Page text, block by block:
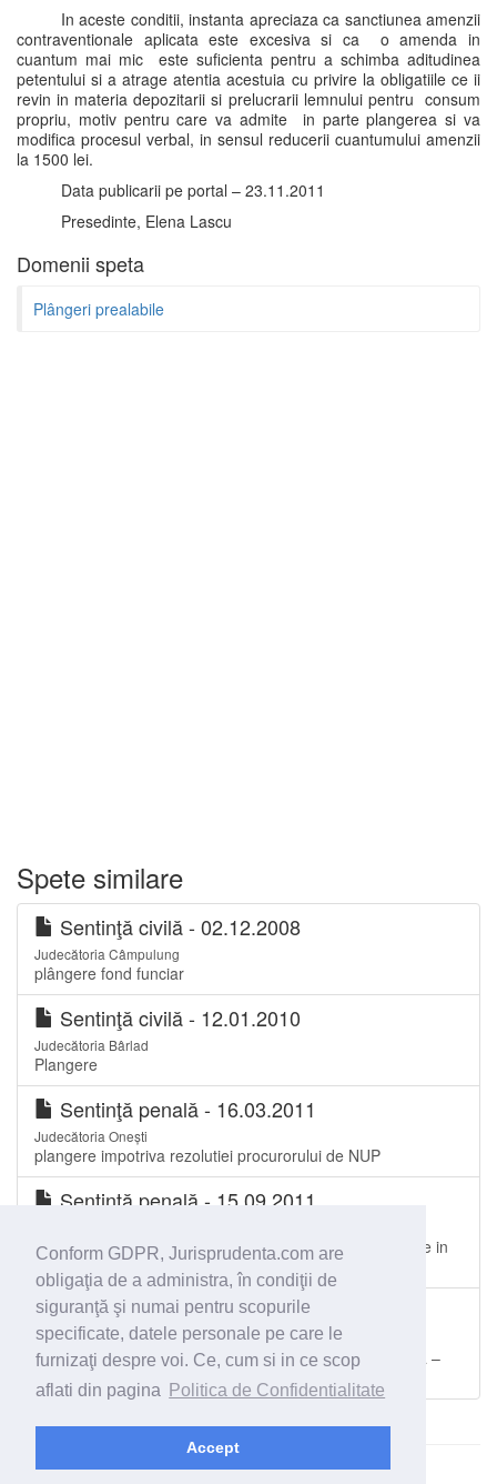
Conform GDPR, Jurisprudenta.com are
obligaţia de a administra, în condiţii de
siguranţă şi numai pentru scopurile
specificate, datele personale pe care le
furnizaţi despre voi. Ce, cum si in ce scop
aflati din pagina
Politica de Confidentialitate
Accept
In aceste conditii, instanta apreciaza ca sanctiunea amenzii
contraventionale aplicata este excesiva si ca o amenda in
cuantum mai mic este suficienta pentru a schimba aditudinea
petentului si a atrage atentia acestuia cu privire la obligatiile ce ii
revin in materia depozitarii si prelucrarii lemnului pentru consum
propriu, motiv pentru care va admite in parte plangerea si va
modifica procesul verbal, in sensul reducerii cuantumului amenzii
la 1500 lei.
Data publicarii pe portal – 23.11.2011
Presedinte, Elena Lascu
Domenii speta
Plângeri prealabile
Spete similare
Sentinţă civilă - 02.12.2008
Judecătoria Câmpulung
plângere fond funciar
Sentinţă civilă - 12.01.2010
Judecătoria Bârlad
Plangere
Sentinţă penală - 16.03.2011
Judecătoria Onești
plangere impotriva rezolutiei procurorului de NUP
Sentinţă penală - 15.09.2011
plangere inpotriva ordonantei procurorului de netrimitere in
judecata
Sentinţă civilă - 09.12.2011
Judecătoria Brașov
legalitate proces verbal de contraventie -nulitate relativa –
justificare vatamare